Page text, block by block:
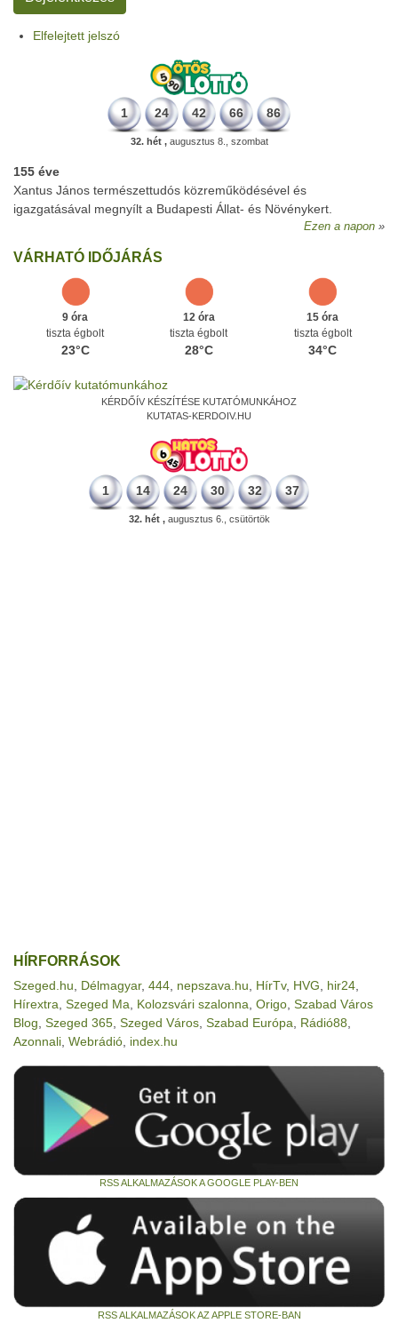
Elfelejtett jelszó
1 24 42 66 86
32. hét ,augusztus 8., szombat
155 éve
Xantus János természettudós közreműködésével és
igazgatásával megnyílt a Budapesti Állat- és Növénykert.
Ezen a napon
VÁRHATÓ IDŐJÁRÁS
9 óra
tiszta égbolt
23°C
12 óra
tiszta égbolt
28°C
15 óra
tiszta égbolt
34°C
KÉRDŐÍV KÉSZÍTÉSE KUTATÓMUNKÁHOZ
KUTATAS-KERDOIV.HU
1 14 24 30 32 37
32. hét ,augusztus 6., csütörtök
HÍRFORRÁSOK
Szeged.hu Délmagyar, 444 nepszava.hu HírTv, HVG hir24
Hírextra Szeged Ma Kolozsvári szalonna Origo Szabad Város
Blog Szeged 365 Szeged Város Szabad Európa Rádió88
Azonnali Webrádió index.hu
RSS ALKALMAZÁSOK A GOOGLE PLAY-BEN
RSS ALKALMAZÁSOK AZ APPLE STORE-BAN